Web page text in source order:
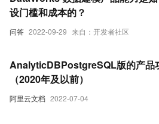
问答 2022-09-29 来自：开发者社区
设门槛和成本的？
阿里云文档 2022-07-04
AnalyticDBPostgreSQL版的产品
（2020年及以前）